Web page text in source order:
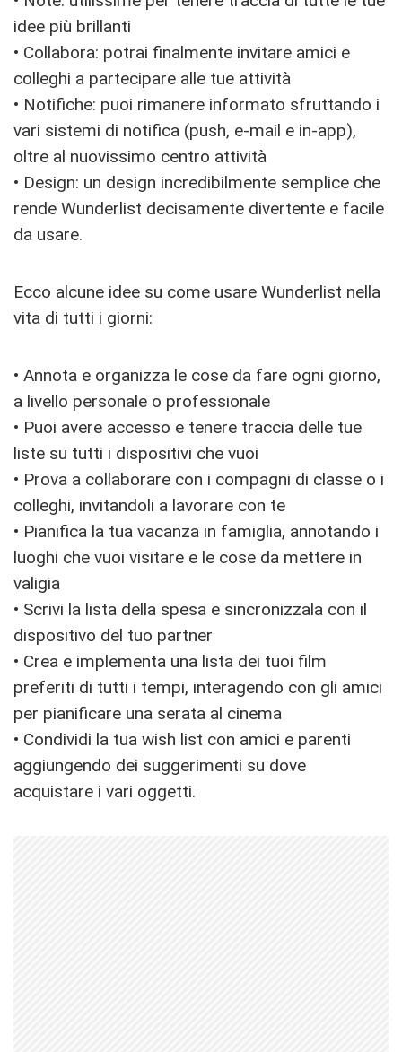
idee più brillanti
• Collabora: potrai finalmente invitare amici e
colleghi a partecipare alle tue attività
• Notifiche: puoi rimanere informato sfruttando i
vari sistemi di notifica (push, e-mail e in-app),
oltre al nuovissimo centro attività
• Design: un design incredibilmente semplice che
rende Wunderlist decisamente divertente e facile
da usare.
Ecco alcune idee su come usare Wunderlist nella
vita di tutti i giorni:
• Annota e organizza le cose da fare ogni giorno,
a livello personale o professionale
• Puoi avere accesso e tenere traccia delle tue
liste su tutti i dispositivi che vuoi
• Prova a collaborare con i compagni di classe o i
colleghi, invitandoli a lavorare con te
• Pianifica la tua vacanza in famiglia, annotando i
luoghi che vuoi visitare e le cose da mettere in
valigia
• Scrivi la lista della spesa e sincronizzala con il
dispositivo del tuo partner
• Crea e implementa una lista dei tuoi film
preferiti di tutti i tempi, interagendo con gli amici
per pianificare una serata al cinema
• Condividi la tua wish list con amici e parenti
aggiungendo dei suggerimenti su dove
acquistare i vari oggetti.